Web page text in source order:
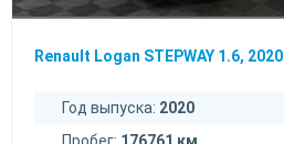
Renault Logan STEPWAY 1.6, 2020
Год выпуска: 2020